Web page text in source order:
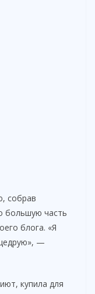
собрав
большую часть
блога. «Я
—
купила для